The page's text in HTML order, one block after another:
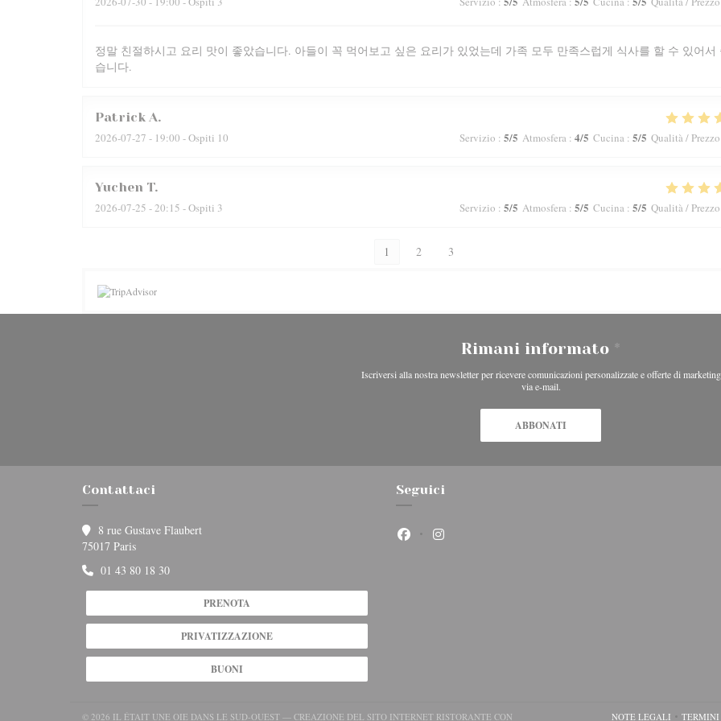
정말 친절하시고 요리 맛이 좋았습니다. 아들이 꼭 먹어보고 싶은 요리가 있었는데 가족 모두 만족스럽게 식사를 할 수 있어서
습니다.
Patrick A
2026-07-27 - 19:00 - Ospiti 10 Servizio : 5/5 Atmosfera : 4/5 Cucina : 5/5 Qualità / Prezzo
Yuchen T
2026-07-25 - 20:15 - Ospiti 3 Servizio : 5/5 Atmosfera : 5/5 Cucina : 5/5 Qualità / Prezzo
1 2 3
Rimani informato *
Iscriversi alla nostra newsletter per ricevere comunicazioni personalizzate e offerte di marketing
via e-mail.
ABBONATI
Contattaci
8 rue Gustave Flaubert
75017 Paris((apre una nuova finestra))
01 43 80 18 30
PRENOTA
PRIVATIZZAZIONE
BUONI
Seguici
Facebook ((apre una nuova finestra))
Instagram ((apre una nuova finestra))
© 2026 IL ÉTAIT UNE OIE DANS LE SUD-OUEST — CREAZIONE DEL SITO INTERNET RISTORANTE CON NOTE LEGALI